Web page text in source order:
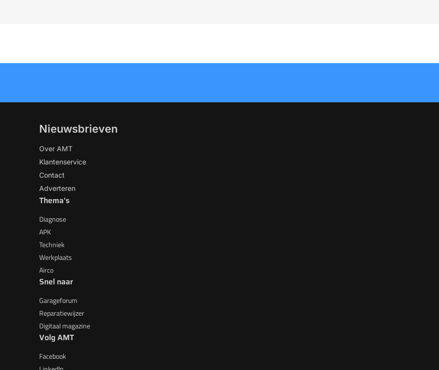
Nieuwsbrieven
Over AMT
Klantenservice
Contact
Adverteren
Thema's
Diagnose
APK
Techniek
Werkplaats
Airco
Snel naar
Garageforum
Reparatiewijzer
Digitaal magazine
Volg AMT
Facebook